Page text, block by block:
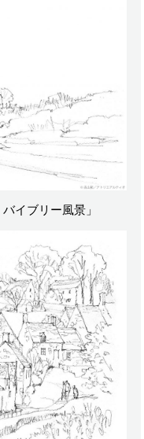
イブリー風景」